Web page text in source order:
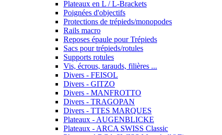
Plateaux en L / L-Brackets
Poignées d'objectifs
Protections de trépieds/monopodes
Rails macro
Reposes épaule pour Trépieds
Sacs pour trépieds/rotules
Supports rotules
Vis, écrous, tarauds, filières ...
Divers - FEISOL
Divers - GITZO
Divers - MANFROTTO
Divers - TRAGOPAN
Divers - TTES MARQUES
Plateaux - AUGENBLICKE
Plateaux - ARCA SWISS Classic